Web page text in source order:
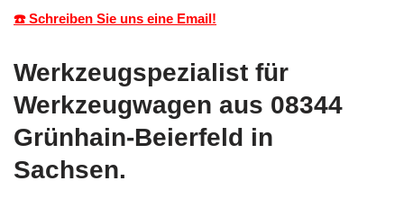
☎️ Schreiben Sie uns eine Email!
Werkzeugspezialist für
Werkzeugwagen aus 08344
Grünhain-Beierfeld in
Sachsen.